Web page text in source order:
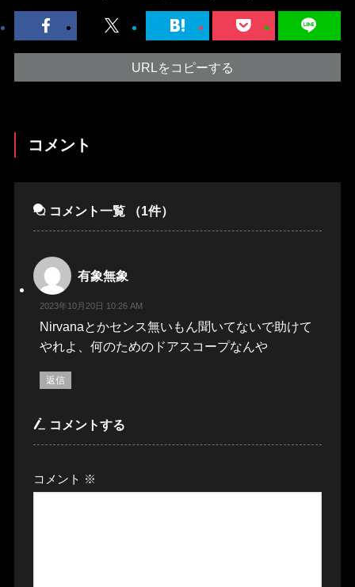
URLをコピーする
コメント
コメント一覧 （1件）
有象無象
2023年10月20日 10:26 AM
Nirvanaとかセンス無いもん聞いてないで助けて
やれよ、何のためのドアスコープなんや
返信
コメントする
コメント ※